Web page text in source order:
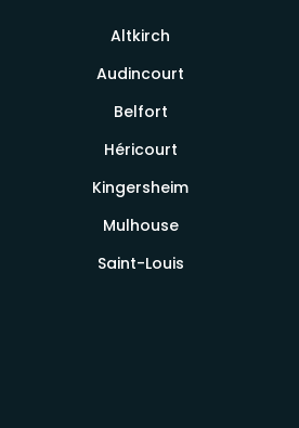
Altkirch
Audincourt
Belfort
Héricourt
Kingersheim
Mulhouse
Saint-Louis